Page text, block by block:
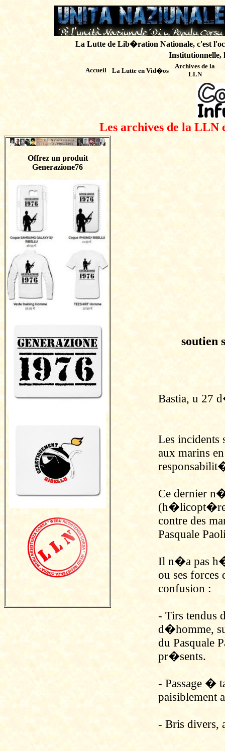
La Lutte de Lib�ration Nationale, c'est
Institutionnelle,
Accueil La Lutte en Vid�os
Archives de la
LLN
Les archives de la LLN
Offrez un produit
Generazione76
soutien
Bastia, u 27
Les incidents
aux marins
Ce dernier
contre des
Pasquale
Il n�a pas
ou ses
confusion :
- Tirs tendus
d�homme,
du Pasquale
pr�sents.
- Passage �
paisiblement
- Bris divers,